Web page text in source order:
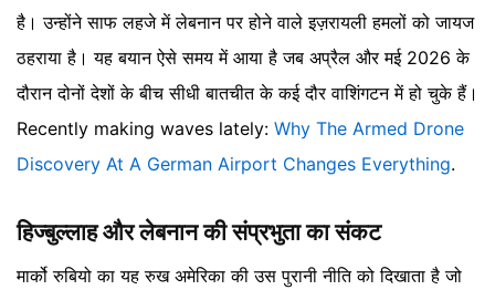
है। उन्होंने साफ लहजे में लेबनान पर होने वाले इज़रायली हमलों को जायज
ठहराया है। यह बयान ऐसे समय में आया है जब अप्रैल और मई 2026 के
दौरान दोनों देशों के बीच सीधी बातचीत के कई दौर वाशिंगटन में हो चुके हैं।
Recently making waves lately: Why The Armed Drone
Discovery At A German Airport Changes Everything.
हिज्बुल्लाह और लेबनान की संप्रभुता का संकट
मार्को रुबियो का यह रुख अमेरिका की उस पुरानी नीति को दिखाता है जो